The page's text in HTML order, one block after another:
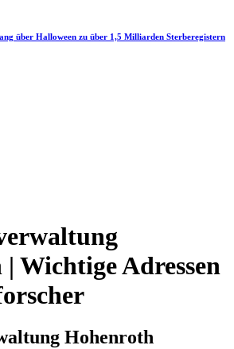
über Halloween zu über 1,5 Milliarden Sterberegistern
Wichtige Adressen
Hohenroth